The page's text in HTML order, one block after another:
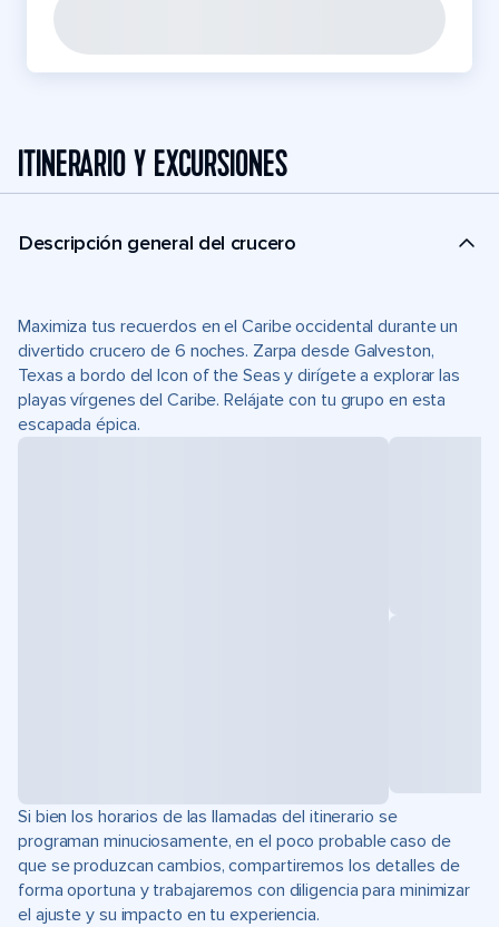
ITINERARIO Y EXCURSIONES
Descripción general del crucero
Maximiza tus recuerdos en el Caribe occidental durante un
divertido crucero de 6 noches. Zarpa desde Galveston,
Texas a bordo del Icon of the Seas y dirígete a explorar las
playas vírgenes del Caribe. Relájate con tu grupo en esta
escapada épica.
Si bien los horarios de las llamadas del itinerario se
programan minuciosamente, en el poco probable caso de
que se produzcan cambios, compartiremos los detalles de
forma oportuna y trabajaremos con diligencia para minimizar
el ajuste y su impacto en tu experiencia.